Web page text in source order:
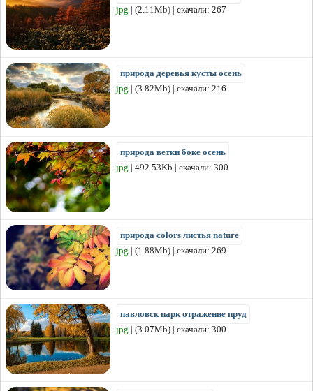
jpg | (2.11Mb) | скачали: 267
природа деревья кусты осень
jpg | (3.82Mb) | скачали: 216
природа ветки боке осень
jpg | 492.53Kb | скачали: 300
природа colors листья nature
jpg | (1.88Mb) | скачали: 269
павловск парк отражение пруд
jpg | (3.07Mb) | скачали: 300